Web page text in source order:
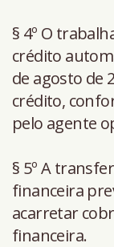
§ 4º O
crédito
de agosto de
crédito,
pelo agente
§ 5º A
financeira
acarretar
financeira.